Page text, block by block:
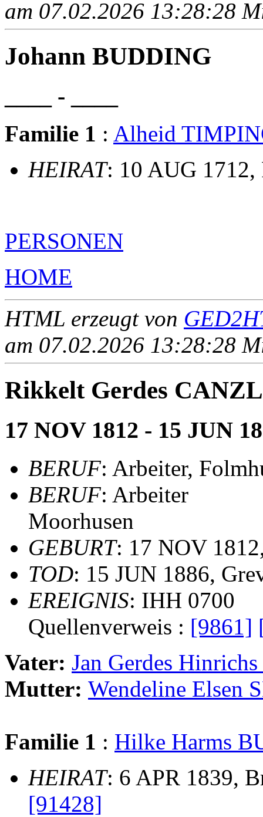
am 07.02.2026 13:28:28
Johann BUDDING
____ - ____
Familie 1 : Alheid
HEIRAT: 10 AUG 1712,
PERSONEN
HOME
HTML erzeugt von
am 07.02.2026 13:28:28
Rikkelt Gerdes
17 NOV 1812 - 15 JUN
BERUF: Arbeiter,
BERUF: Arbeiter
Moorhusen
GEBURT: 17 NOV
TOD: 15 JUN 1886,
EREIGNIS: IHH 0700
Quellenverweis : [9861]
Vater: Jan Gerdes
Mutter: Wendeline Elsen
Familie 1 : Hilke Harms
HEIRAT: 6 APR 1839,
[91428]